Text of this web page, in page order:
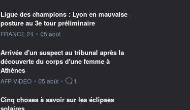
Ligue des champions : Lyon en mauvaise
posture au 3e tour préliminaire
information fournie par
FRANCE 24 • 05 août
Arrivée d'un suspect au tribunal après la
découverte du corps d'une femme à
Athènes
information fournie par
AFP VIDEO • 05 août • 1
Cinq choses à savoir sur les éclipses